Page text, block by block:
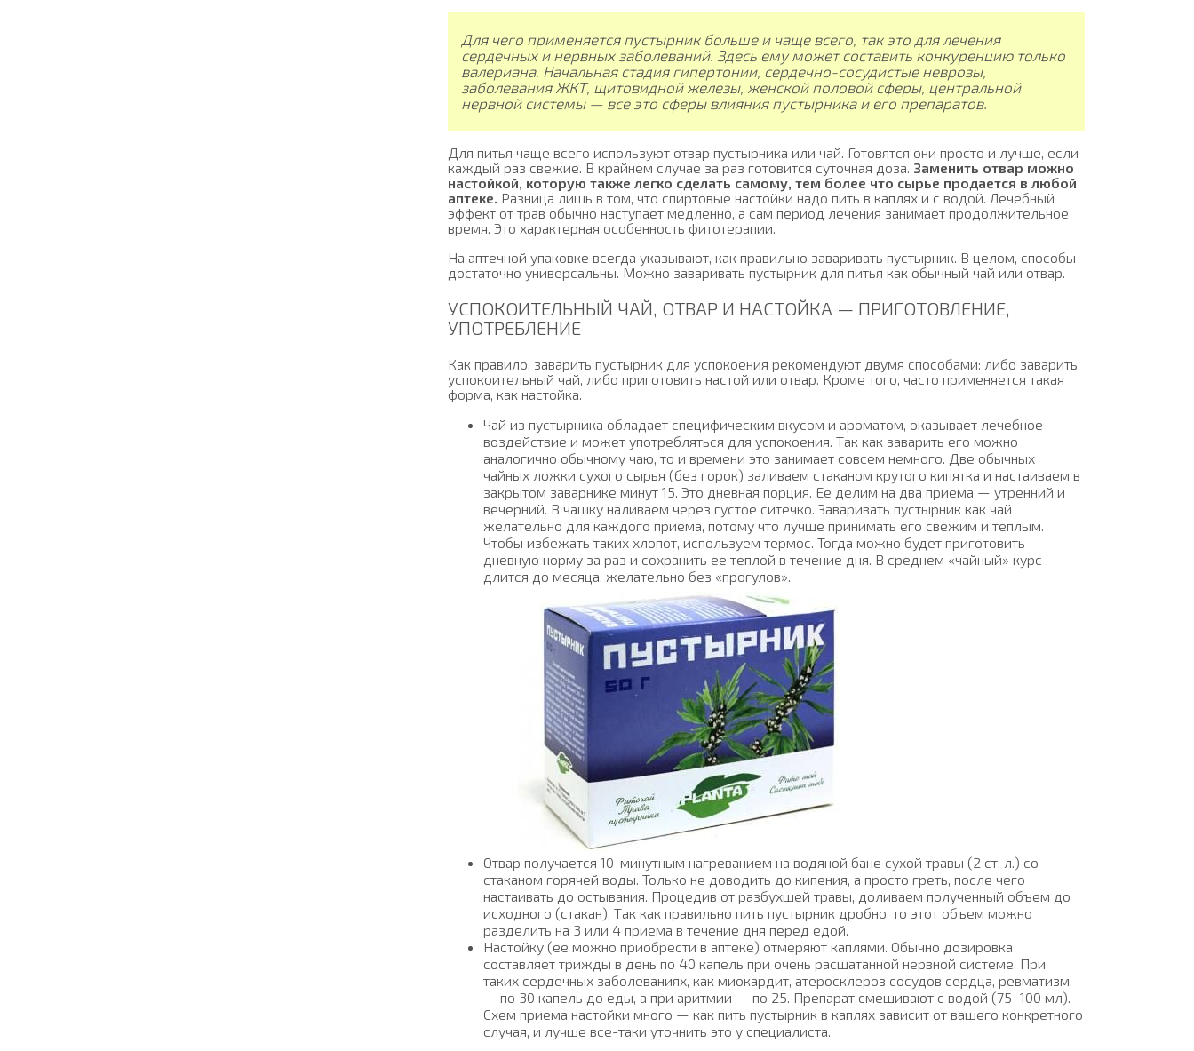
Для чего применяется пустырник больше и чаще всего, так это для лечения
сердечных и нервных заболеваний. Здесь ему может составить конкуренцию только
валериана. Начальная стадия гипертонии, сердечно-сосудистые неврозы,
заболевания ЖКТ, щитовидной железы, женской половой сферы, центральной
нервной системы — все это сферы влияния пустырника и его препаратов.
Для питья чаще всего используют отвар пустырника или чай. Готовятся они просто и лучше, если
каждый раз свежие. В крайнем случае за раз готовится суточная доза. Заменить отвар можно
настойкой, которую также легко сделать самому, тем более что сырье продается в любой
аптеке. Разница лишь в том, что спиртовые настойки надо пить в каплях и с водой. Лечебный
эффект от трав обычно наступает медленно, а сам период лечения занимает продолжительное
время. Это характерная особенность фитотерапии.
На аптечной упаковке всегда указывают, как правильно заваривать пустырник. В целом, способы
достаточно универсальны. Можно заваривать пустырник для питья как обычный чай или отвар.
УСПОКОИТЕЛЬНЫЙ ЧАЙ, ОТВАР И НАСТОЙКА — ПРИГОТОВЛЕНИЕ,
УПОТРЕБЛЕНИЕ
Как правило, заварить пустырник для успокоения рекомендуют двумя способами: либо заварить
успокоительный чай, либо приготовить настой или отвар. Кроме того, часто применяется такая
форма, как настойка.
Чай из пустырника обладает специфическим вкусом и ароматом, оказывает лечебное
воздействие и может употребляться для успокоения. Так как заварить его можно
аналогично обычному чаю, то и времени это занимает совсем немного. Две обычных
чайных ложки сухого сырья (без горок) заливаем стаканом крутого кипятка и настаиваем в
закрытом заварнике минут 15. Это дневная порция. Ее делим на два приема — утренний и
вечерний. В чашку наливаем через густое ситечко. Заваривать пустырник как чай
желательно для каждого приема, потому что лучше принимать его свежим и теплым.
Чтобы избежать таких хлопот, используем термос. Тогда можно будет приготовить
дневную норму за раз и сохранить ее теплой в течение дня. В среднем «чайный» курс
длится до месяца, желательно без «прогулов».
Отвар получается 10-минутным нагреванием на водяной бане сухой травы (2 ст. л.) со
стаканом горячей воды. Только не доводить до кипения, а просто греть, после чего
настаивать до остывания. Процедив от разбухшей травы, доливаем полученный объем до
исходного (стакан). Так как правильно пить пустырник дробно, то этот объем можно
разделить на 3 или 4 приема в течение дня перед едой.
Настойку (ее можно приобрести в аптеке) отмеряют каплями. Обычно дозировка
составляет трижды в день по 40 капель при очень расшатанной нервной системе. При
таких сердечных заболеваниях, как миокардит, атеросклероз сосудов сердца, ревматизм,
— по 30 капель до еды, а при аритмии — по 25. Препарат смешивают с водой (75–100 мл).
Схем приема настойки много — как пить пустырник в каплях зависит от вашего конкретного
случая, и лучше все-таки уточнить это у специалиста.